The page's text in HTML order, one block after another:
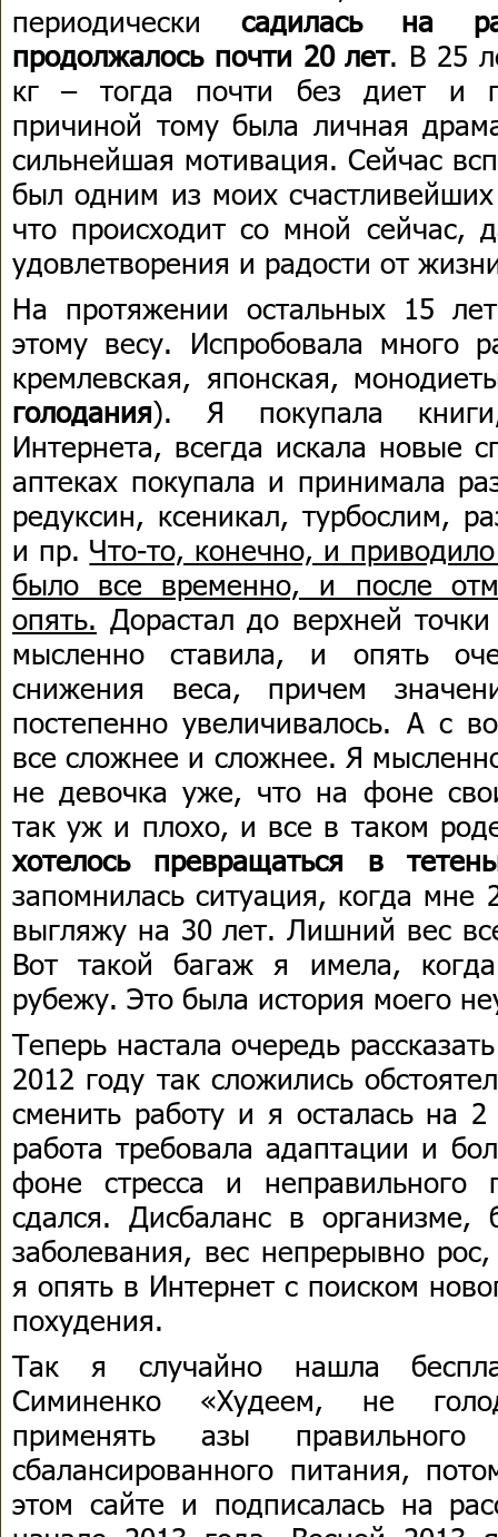
периодически садилась на
продолжалось почти 20 лет. В 25
кг – тогда почти без диет и
причиной тому была личная
сильнейшая мотивация. Сейчас
был одним из моих
что происходит со мной сейчас,
удовлетворения и радости от
На протяжении остальных 15
этому весу. Испробовала много
кремлевская, японская,
голодания). Я покупала
Интернета, всегда искала новые
аптеках покупала и принимала
редуксин, ксеникал, турбослим,
и пр. Что-то, конечно, и
было все временно, и после
опять. Дорастал до верхней
мысленно ставила, и опять
снижения веса, причем
постепенно увеличивалось. А с
все сложнее и сложнее. Я
не девочка уже, что на фоне
так уж и плохо, и все в таком
хотелось превращаться в
запомнилась ситуация, когда мне
выгляжу на 30 лет. Лишний вес
Вот такой багаж я имела,
рубежу. Это была история моего
Теперь настала очередь
2012 году так сложились
сменить работу и я осталась на
работа требовала адаптации и
фоне стресса и неправильного
сдался. Дисбаланс в организме,
заболевания, вес непрерывно
я опять в Интернет с поиском
похудения.
Так я случайно нашла
Симиненко «Худеем, не
применять азы
сбалансированного питания,
этом сайте и подписалась на